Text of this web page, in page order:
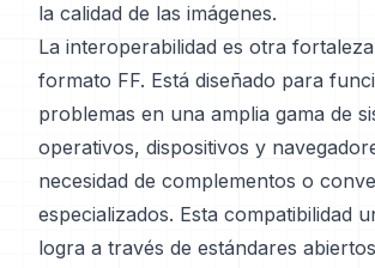
la calidad de las imágenes.
La interoperabilidad es otra
formato FF. Está diseñado para
problemas en una amplia gama de
operativos, dispositivos y
necesidad de complementos o
especializados. Esta compatibilidad
logra a través de estándares